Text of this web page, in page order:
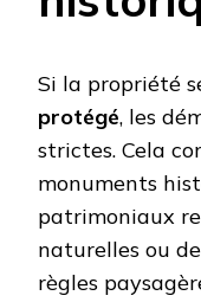
Si la propriété
protégé, les
strictes. Cela
monuments
patrimoniaux
naturelles ou
règles